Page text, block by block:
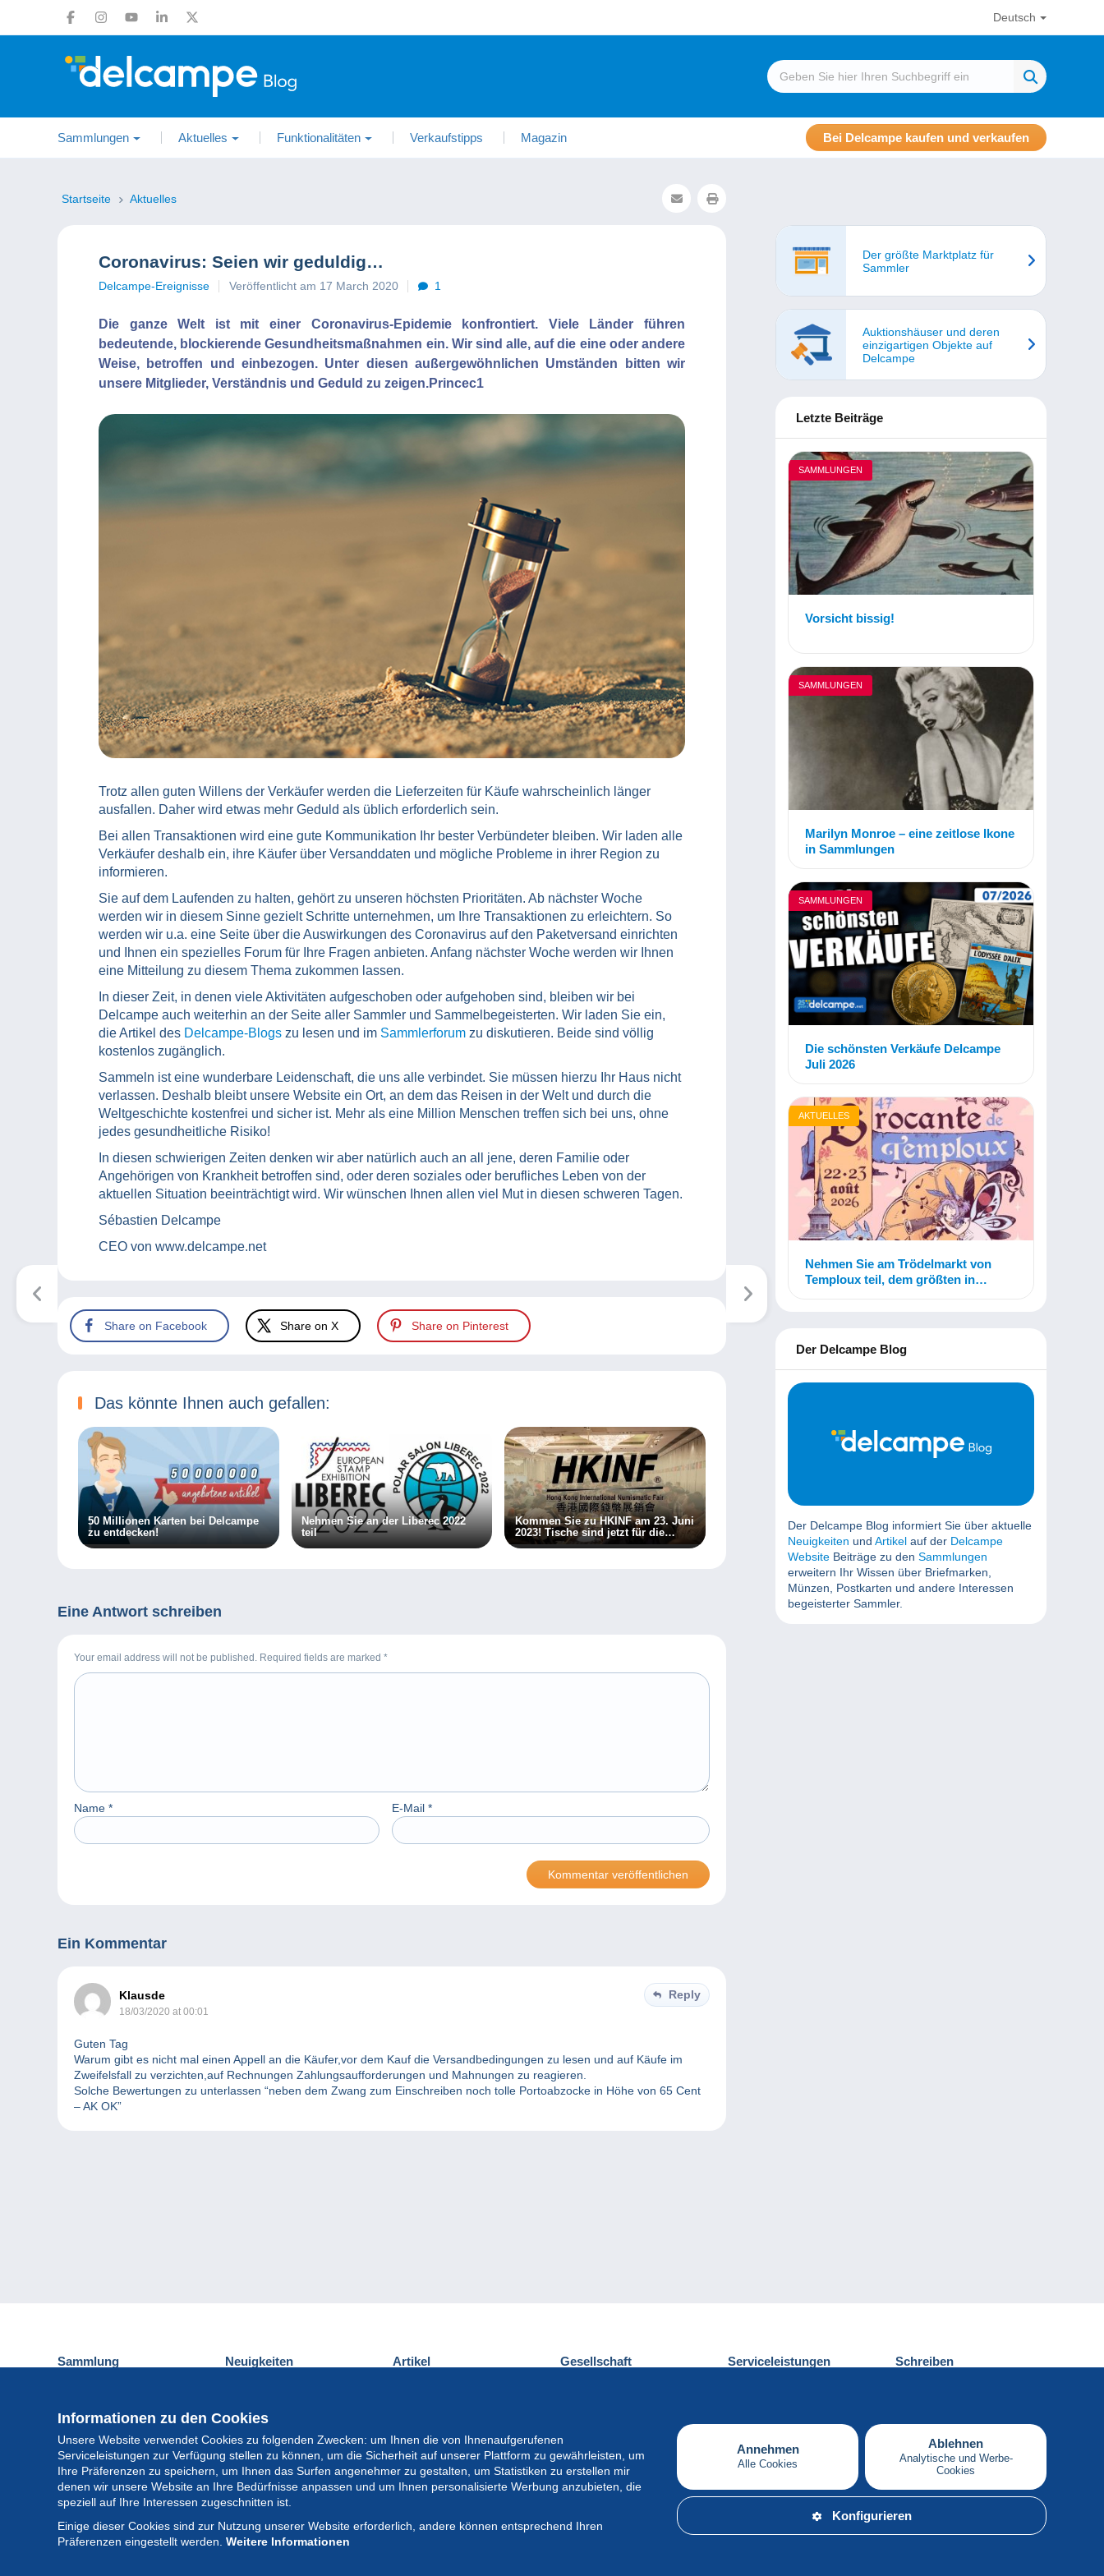
Deutsch
Sammlungen Aktuelles Funktionalitäten Verkaufstipps Magazin Bei Delcampe kaufen und verkaufen
Startseite Aktuelles
Coronavirus: Seien wir geduldig…
Delcampe-Ereignisse Veröffentlicht am 17 March 2020 1
Die ganze Welt ist mit einer Coronavirus-Epidemie konfrontiert. Viele Länder führen
bedeutende, blockierende Gesundheitsmaßnahmen ein. Wir sind alle, auf die eine oder andere
Weise, betroffen und einbezogen. Unter diesen außergewöhnlichen Umständen bitten wir
unsere Mitglieder, Verständnis und Geduld zu zeigen.Princec1
Trotz allen guten Willens der Verkäufer werden die Lieferzeiten für Käufe wahrscheinlich länger
ausfallen. Daher wird etwas mehr Geduld als üblich erforderlich sein.
Bei allen Transaktionen wird eine gute Kommunikation Ihr bester Verbündeter bleiben. Wir laden alle
Verkäufer deshalb ein, ihre Käufer über Versanddaten und mögliche Probleme in ihrer Region zu
informieren.
Sie auf dem Laufenden zu halten, gehört zu unseren höchsten Prioritäten. Ab nächster Woche
werden wir in diesem Sinne gezielt Schritte unternehmen, um Ihre Transaktionen zu erleichtern. So
werden wir u.a. eine Seite über die Auswirkungen des Coronavirus auf den Paketversand einrichten
und Ihnen ein spezielles Forum für Ihre Fragen anbieten. Anfang nächster Woche werden wir Ihnen
eine Mitteilung zu diesem Thema zukommen lassen.
In dieser Zeit, in denen viele Aktivitäten aufgeschoben oder aufgehoben sind, bleiben wir bei
Delcampe auch weiterhin an der Seite aller Sammler und Sammelbegeisterten. Wir laden Sie ein,
die Artikel des Delcampe-Blogs zu lesen und im Sammlerforum zu diskutieren. Beide sind völlig
kostenlos zugänglich.
Sammeln ist eine wunderbare Leidenschaft, die uns alle verbindet. Sie müssen hierzu Ihr Haus nicht
verlassen. Deshalb bleibt unsere Website ein Ort, an dem das Reisen in der Welt und durch die
Weltgeschichte kostenfrei und sicher ist. Mehr als eine Million Menschen treffen sich bei uns, ohne
jedes gesundheitliche Risiko!
In diesen schwierigen Zeiten denken wir aber natürlich auch an all jene, deren Familie oder
Angehörigen von Krankheit betroffen sind, oder deren soziales oder berufliches Leben von der
aktuellen Situation beeinträchtigt wird. Wir wünschen Ihnen allen viel Mut in diesen schweren Tagen.
Sébastien Delcampe
CEO von www.delcampe.net
Share on Facebook Share on X Share on Pinterest
Das könnte Ihnen auch gefallen:
50 Millionen Karten bei Delcampe
zu entdecken!
Nehmen Sie an der Liberec 2022
teil
Kommen Sie zu HKINF am 23. Juni
2023! Tische sind jetzt für die
Registrierung geöffnet!
Eine Antwort schreiben
Your email address will not be published. Required fields are marked *
Name * E-Mail *
Ein Kommentar
Klausde
18/03/2020 at 00:01
Reply
Guten Tag
Warum gibt es nicht mal einen Appell an die Käufer,vor dem Kauf die Versandbedingungen zu lesen und auf Käufe im
Zweifelsfall zu verzichten,auf Rechnungen Zahlungsaufforderungen und Mahnungen zu reagieren.
Solche Bewertungen zu unterlassen “neben dem Zwang zum Einschreiben noch tolle Portoabzocke in Höhe von 65 Cent
– AK OK”
Der größte Marktplatz für
Sammler
Auktionshäuser und deren
einzigartigen Objekte auf
Delcampe
Letzte Beiträge
SAMMLUNGEN
Vorsicht bissig!
SAMMLUNGEN
Marilyn Monroe – eine zeitlose Ikone
in Sammlungen
SAMMLUNGEN
Die schönsten Verkäufe Delcampe
Juli 2026
AKTUELLES
Nehmen Sie am Trödelmarkt von
Temploux teil, dem größten in
Der Delcampe Blog
Der Delcampe Blog informiert Sie über aktuelle
Neuigkeiten und Artikel auf der Delcampe
Website Beiträge zu den Sammlungen
erweitern Ihr Wissen über Briefmarken,
Münzen, Postkarten und andere Interessen
begeisterter Sammler.
Informationen zu den Cookies
Unsere Website verwendet Cookies zu folgenden Zwecken: um Ihnen die von Ihnenaufgerufenen
Serviceleistungen zur Verfügung stellen zu können, um die Sicherheit auf unserer Plattform zu gewährleisten, um
Ihre Präferenzen zu speichern, um Ihnen das Surfen angenehmer zu gestalten, um Statistiken zu erstellen mir
denen wir unsere Website an Ihre Bedürfnisse anpassen und um Ihnen personalisierte Werbung anzubieten, die
speziell auf Ihre Interessen zugeschnitten ist.
Einige dieser Cookies sind zur Nutzung unserer Website erforderlich, andere können entsprechend Ihren
Präferenzen eingestellt werden. Weitere Informationen
Annehmen
Alle Cookies
Ablehnen
Analytische und Werbe-
Cookies
Konfigurieren
Sammlung
Münzen und Banknoten
Andere Sammlungen
Neuigkeiten Artikel Gesellschaft Serviceleistungen Schreiben